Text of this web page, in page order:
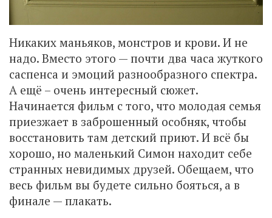
Никаких маньяков, монстров и крови. И не
надо. Вместо этого — почти два часа жуткого
саспенса и эмоций разнообразного спектра.
А ещё – очень интересный сюжет.
Начинается фильм с того, что молодая семья
приезжает в заброшенный особняк, чтобы
восстановить там детский приют. И всё бы
хорошо, но маленький Симон находит себе
странных невидимых друзей. Обещаем, что
весь фильм вы будете сильно бояться, а в
финале — плакать.